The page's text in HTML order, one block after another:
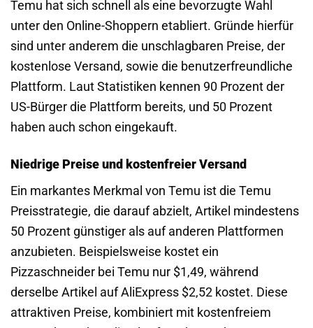
Temu hat sich schnell als eine bevorzugte Wahl
unter den Online-Shoppern etabliert. Gründe hierfür
sind unter anderem die unschlagbaren Preise, der
kostenlose Versand, sowie die benutzerfreundliche
Plattform. Laut Statistiken kennen 90 Prozent der
US-Bürger die Plattform bereits, und 50 Prozent
haben auch schon eingekauft.
Niedrige Preise und kostenfreier Versand
Ein markantes Merkmal von Temu ist die Temu
Preisstrategie, die darauf abzielt, Artikel mindestens
50 Prozent günstiger als auf anderen Plattformen
anzubieten. Beispielsweise kostet ein
Pizzaschneider bei Temu nur $1,49, während
derselbe Artikel auf AliExpress $2,52 kostet. Diese
attraktiven Preise, kombiniert mit kostenfreiem